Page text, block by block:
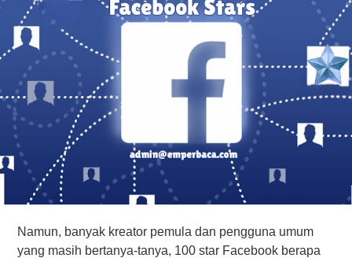
Namun, banyak kreator pemula dan pengguna umum
yang masih bertanya-tanya, 100 star Facebook berapa